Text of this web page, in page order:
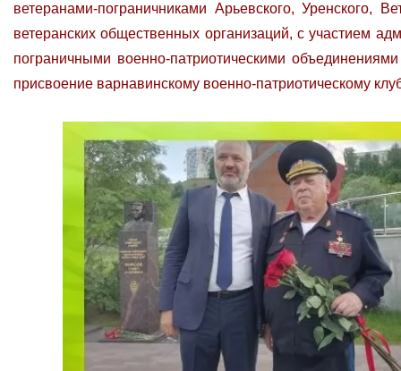
ветеранами-пограничниками Арьевского, Уренского,
ветеранских общественных организаций, с участием
пограничными военно-патриотическими
присвоение варнавинскому военно-патриотическому